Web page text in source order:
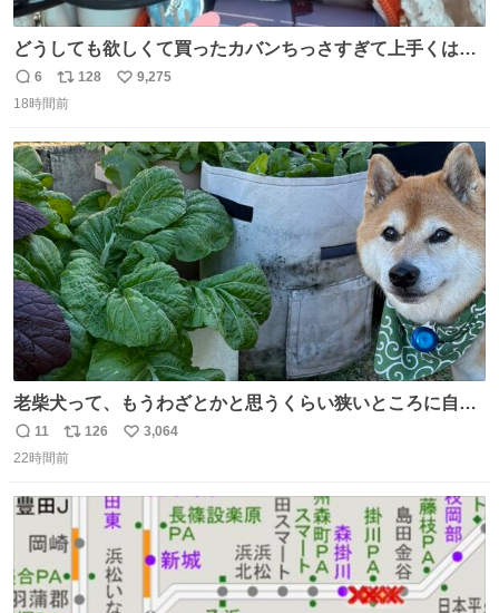
どうしても欲しくて買ったカバンちっさすぎて上手くはめ
ないと荷物入らん。女のカバンってなんでこんなちっさい
の
返
信
6
リ
ポ
ト
数
128
い
数
9,275
18時間前
老柴犬って、もうわざとかと思うくらい狭いところに自ら
はまりにいくじゃないですか？ 今朝ガーデニングしてる飼
い主の間にはまってきて、最高に可愛かった♥️
返
信
11
リ
ポ
ト
数
126
い
3,064
22時間前